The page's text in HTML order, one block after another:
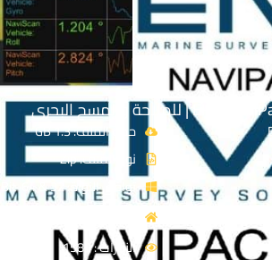
حجم الملف: 1.3 GB
نوع الملف: Zip
توافق النواة: 32 & 64-Bit
الزيارات : 1580